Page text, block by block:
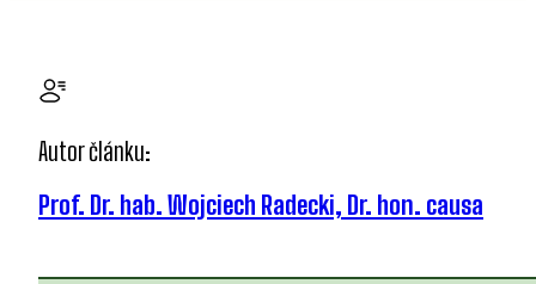
Autor článku:
Prof. Dr. hab. Wojciech Radecki, Dr. hon. causa